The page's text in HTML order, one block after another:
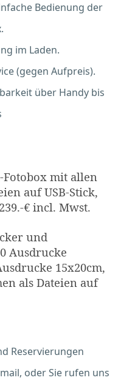
Bedienung der
im Laden.
(gegen Aufpreis).
über Handy bis
mit allen
auf USB-Stick,
€ incl. Mwst.
und
Ausdrucke
15x20cm,
als Dateien auf
Reservierungen
oder Sie rufen uns